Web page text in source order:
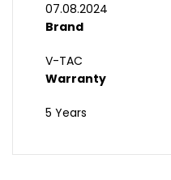
07.08.2024
Brand
V-TAC
Warranty
5 Years